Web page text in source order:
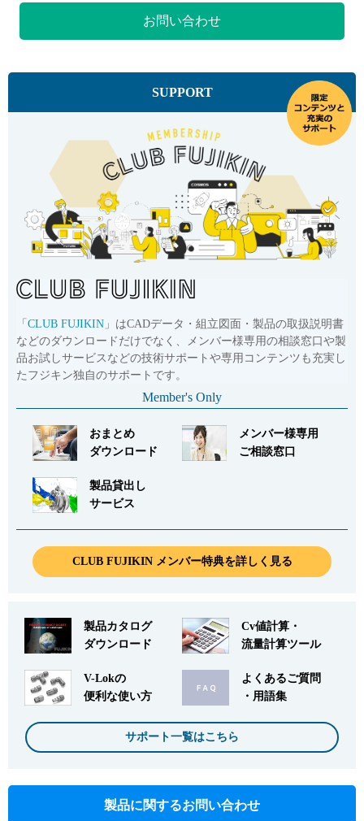
お問い合わせ
SUPPORT
「 CLUB FUJIKIN 」はCADデータ・組立図面・製品の取扱説明書
などのダウンロードだけでなく、メンバー様専用の相談窓口や製
品お試しサービスなどの技術サポートや専用コンテンツも充実し
たフジキン独自のサポートです。
Member's Only
おまとめ
ダウンロード
メンバー様専用
ご相談窓口
製品貸出し
サービス
CLUB FUJIKIN メンバー特典を詳しく見る
製品カタログ
ダウンロード
Cv値計算・
流量計算ツール
V-Lokの
便利な使い方
よくあるご質問
・用語集
サポート一覧はこちら
製品に関するお問い合わせ